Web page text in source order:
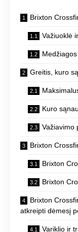
Brixton
Važiuoklė
Greitis, kuro
Kuro
Važiavimo
Brixton
Brixton
Brixton
Brixton
atkreipti dėmesį
Variklio ir